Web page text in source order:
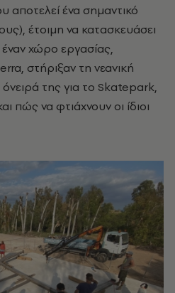
αποτελεί ένα σημαντικό
έτοιμη να κατασκευάσει
χώρο εργασίας,
στήριξαν τη νεανική
της για το Skatepark,
πώς να φτιάχνουν οι ίδιοι